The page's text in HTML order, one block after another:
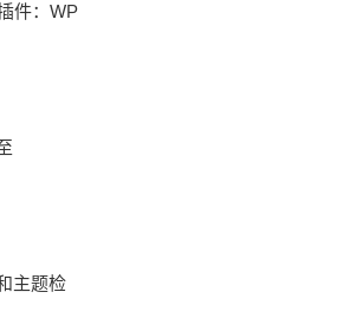
件：WP
主题检